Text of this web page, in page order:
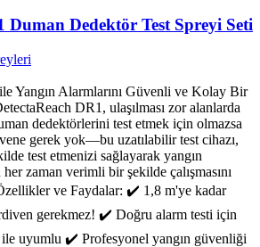
Duman Dedektör Test Spreyi Seti
Yangın Alarmlarını Güvenli ve Kolay Bir
DR1, ulaşılması zor alanlarda
dedektörlerini test etmek için olmazsa
gerek yok—bu uzatılabilir test cihazı,
test etmenizi sağlayarak yangın
zaman verimli bir şekilde çalışmasını
ve Faydalar: ✔️ 1,8 m'ye kadar
gerekmez! ✔️ Doğru alarm testi için
ile uyumlu ✔️ Profesyonel yangın güvenliği